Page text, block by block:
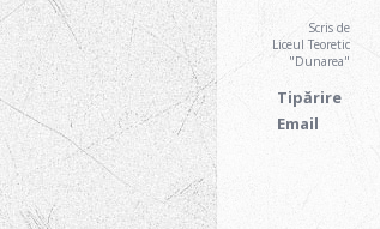
Scris de
Liceul Teoretic
"Dunarea"
Tipărire
Email